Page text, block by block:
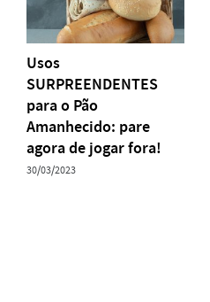
Usos
SURPREENDENTES
para o Pão
Amanhecido: pare
agora de jogar fora!
30/03/2023